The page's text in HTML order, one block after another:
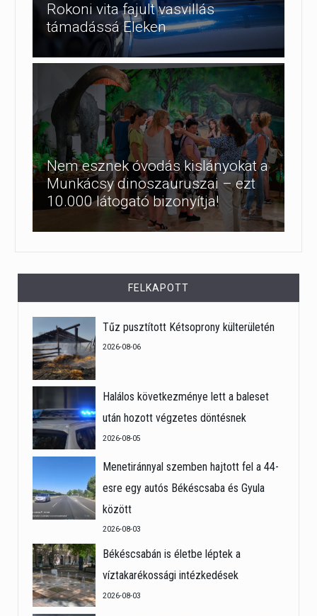
Rokoni vita fajult vasvillás
támadássá Eleken
Nem esznek óvodás kislányokat a
Munkácsy dinoszauruszai – ezt
10.000 látogató bizonyítja!
FELKAPOTT
Tűz pusztított Kétsoprony külterületén
2026-08-06
Halálos következménye lett a baleset
után hozott végzetes döntésnek
2026-08-05
Menetiránnyal szemben hajtott fel a 44-
esre egy autós Békéscsaba és Gyula
között
2026-08-03
Békéscsabán is életbe léptek a
víztakarékossági intézkedések
2026-08-03